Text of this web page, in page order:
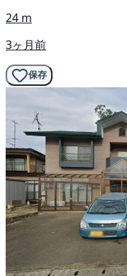
24 m
3ヶ月前
保存